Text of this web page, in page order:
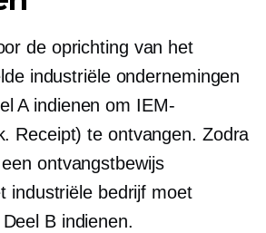
de oprichting van het
industriële ondernemingen
A indienen om IEM-
Receipt) te ontvangen. Zodra
ontvangstbewijs
industriële bedrijf moet
B indienen.